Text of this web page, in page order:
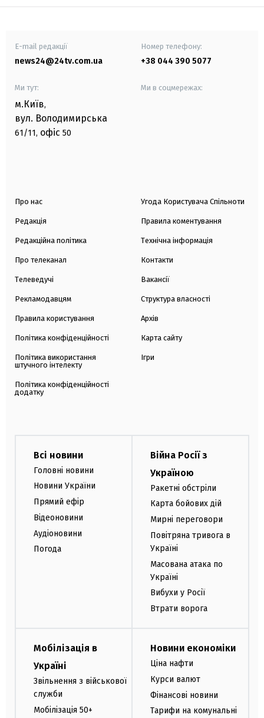
E-mail редакції
news24@24tv.com.ua
Номер телефону:
+38 044 390 5077
Ми тут:
м.Київ,
вул. Володимирська
61/11, офіс 50
Ми в соцмережах:
Про нас
Редакція
Редакційна політика
Про телеканал
Телеведучі
Рекламодавцям
Правила користування
Політика конфіденційності
Політика використання
штучного інтелекту
Політика конфіденційності
додатку
Угода Користувача Спільноти
Правила коментування
Технічна інформація
Контакти
Вакансії
Структура власності
Архів
Карта сайту
Ігри
Всі новини
Головні новини
Новини України
Прямий ефір
Відеоновини
Аудіоновини
Погода
Війна Росії з
Україною
Ракетні обстріли
Карта бойових дій
Мирні переговори
Повітряна тривога в
Україні
Масована атака по
Україні
Вибухи у Росії
Втрати ворога
Мобілізація в
Україні
Звільнення з військової
служби
Мобілізація 50+
Новини економіки
Ціна нафти
Курси валют
Фінансові новини
Тарифи на комунальні